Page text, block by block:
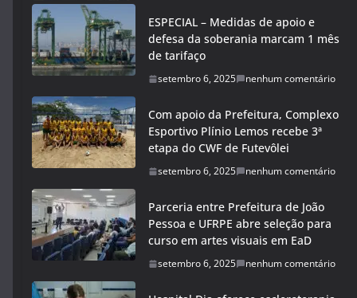
ESPECIAL – Medidas de apoio e
defesa da soberania marcam 1 mês
de tarifaço
setembro 6, 2025 nenhum comentário
Com apoio da Prefeitura, Complexo
Esportivo Plínio Lemos recebe 3ª
etapa do CWF de Futevôlei
setembro 6, 2025 nenhum comentário
Parceria entre Prefeitura de João
Pessoa e UFRPE abre seleção para
curso em artes visuais em EaD
setembro 6, 2025 nenhum comentário